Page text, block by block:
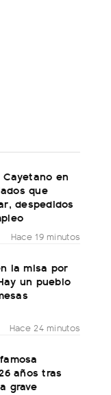
en
que
despedidos
Hace 19 minutos
la misa por
un pueblo
Hace 24 minutos
años tras
grave